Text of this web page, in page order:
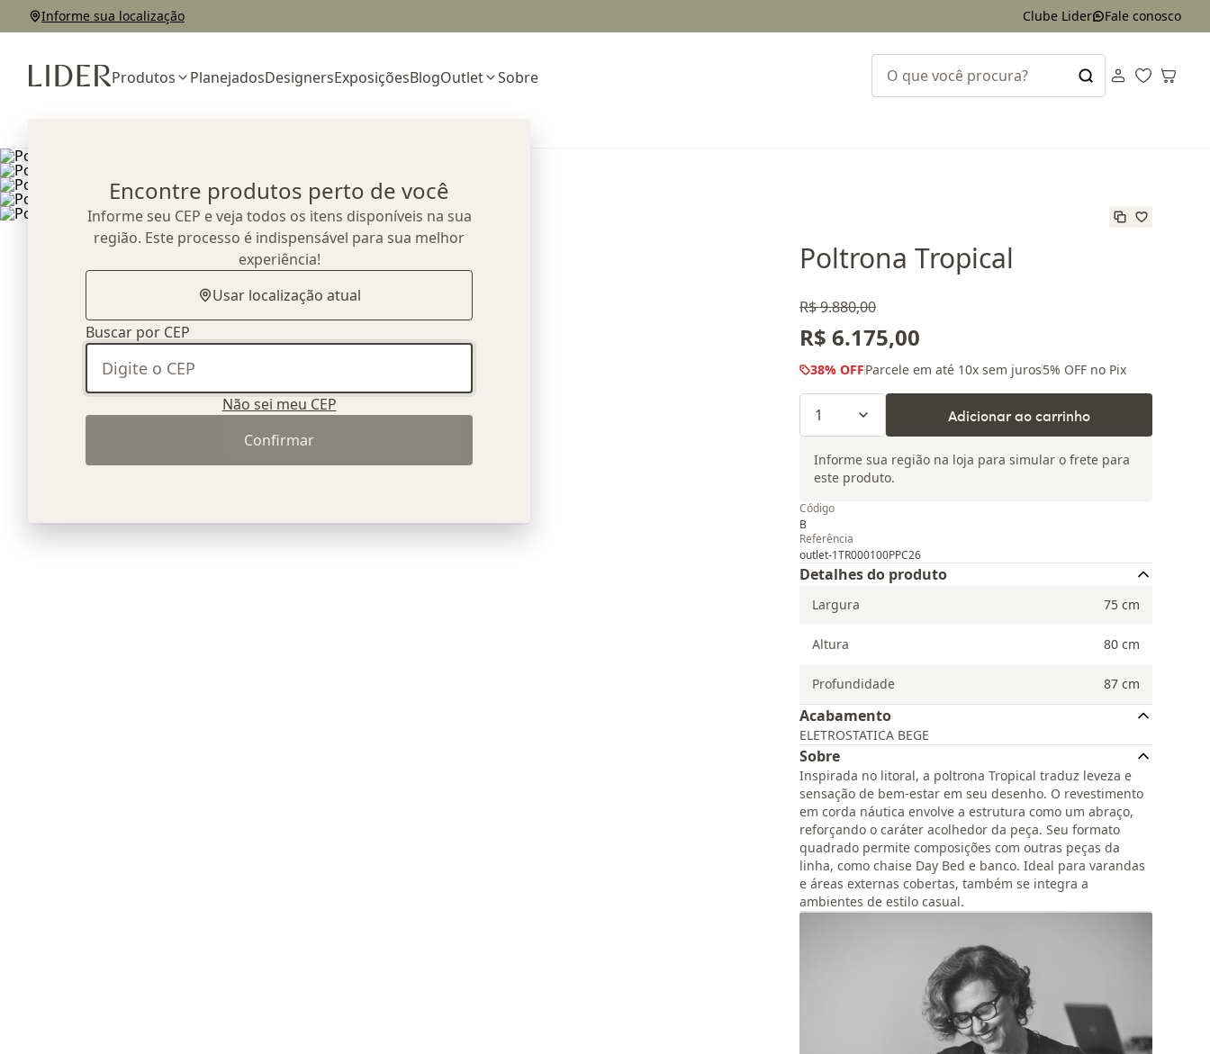
Informe sua localização Clube Lider Fale conosco
Produtos PlanejadosDesignersExposiçõesBlogOutlet Sobre
Encontre produtos perto de você
Informe seu CEP e veja todos os itens disponíveis na sua
região. Este processo é indispensável para sua melhor
experiência!
Usar localização atual
Buscar por CEP
Não sei meu CEP
Confirmar
Poltrona Tropical
R$ 9.880,00
R$ 6.175,00
38% OFFParcele em até 10x sem juros5% OFF no Pix
1 Adicionar ao carrinho
Informe sua região na loja para simular o frete para
este produto.
Código
B
Referência
outlet-1TR000100PPC26
Detalhes do produto
Largura 75 cm
Altura 80 cm
Profundidade 87 cm
Acabamento
ELETROSTATICA BEGE
Sobre
Inspirada no litoral, a poltrona Tropical traduz leveza e
sensação de bem-estar em seu desenho. O revestimento
em corda náutica envolve a estrutura como um abraço,
reforçando o caráter acolhedor da peça. Seu formato
quadrado permite composições com outras peças da
linha, como chaise Day Bed e banco. Ideal para varandas
e áreas externas cobertas, também se integra a
ambientes de estilo casual.